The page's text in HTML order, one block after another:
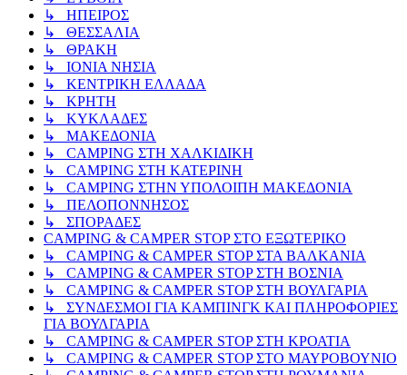
↳ ΗΠΕΙΡΟΣ
↳ ΘΕΣΣΑΛΙΑ
↳ ΘΡΑΚΗ
↳ ΙΟΝΙΑ ΝΗΣΙΑ
↳ ΚΕΝΤΡΙΚΗ ΕΛΛΑΔΑ
↳ ΚΡΗΤΗ
↳ ΚΥΚΛΑΔΕΣ
↳ ΜΑΚΕΔΟΝΙΑ
↳ CAMPING ΣΤΗ ΧΑΛΚΙΔΙΚΗ
↳ CAMPING ΣΤΗ ΚΑΤΕΡΙΝΗ
↳ CAMPING ΣΤΗΝ ΥΠΟΛΟΙΠΗ ΜΑΚΕΔΟΝΙΑ
↳ ΠΕΛΟΠΟΝΝΗΣΟΣ
↳ ΣΠΟΡΑΔΕΣ
CAMPING & CAMPER STOP ΣΤΟ ΕΞΩΤΕΡΙΚΟ
↳ CAMPING & CAMPER STOP ΣΤΑ ΒΑΛΚΑΝΙΑ
↳ CAMPING & CAMPER STOP ΣΤΗ ΒΟΣΝΙΑ
↳ CAMPING & CAMPER STOP ΣΤΗ ΒΟΥΛΓΑΡΙΑ
↳ ΣΥΝΔΕΣΜΟΙ ΓΙΑ ΚΑΜΠΙΝΓΚ ΚΑΙ ΠΛΗΡΟΦΟΡΙΕΣ
ΓΙΑ ΒΟΥΛΓΑΡΙΑ
↳ CAMPING & CAMPER STOP ΣΤΗ ΚΡΟΑΤΙΑ
↳ CAMPING & CAMPER STOP ΣΤΟ ΜΑΥΡΟΒΟΥΝΙΟ